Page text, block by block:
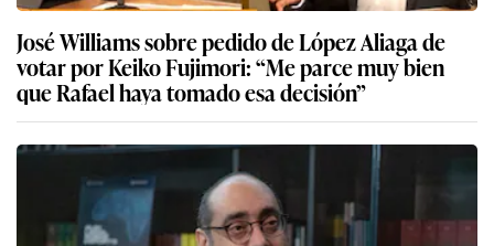
José Williams sobre pedido de López Aliaga de
votar por Keiko Fujimori: “Me parce muy bien
que Rafael haya tomado esa decisión”